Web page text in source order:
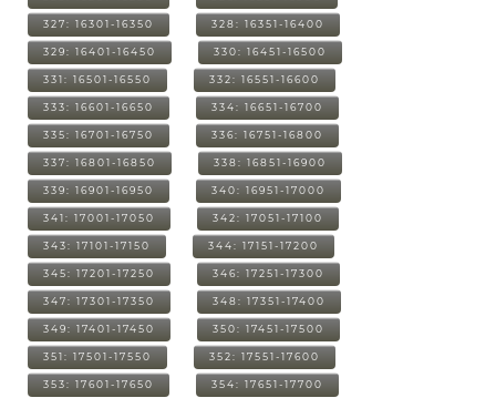
327: 16301-16350 328: 16351-16400
329: 16401-16450 330: 16451-16500
331: 16501-16550 332: 16551-16600
333: 16601-16650 334: 16651-16700
335: 16701-16750 336: 16751-16800
337: 16801-16850 338: 16851-16900
339: 16901-16950 340: 16951-17000
341: 17001-17050 342: 17051-17100
343: 17101-17150 344: 17151-17200
345: 17201-17250 346: 17251-17300
347: 17301-17350 348: 17351-17400
349: 17401-17450 350: 17451-17500
351: 17501-17550 352: 17551-17600
353: 17601-17650 354: 17651-17700